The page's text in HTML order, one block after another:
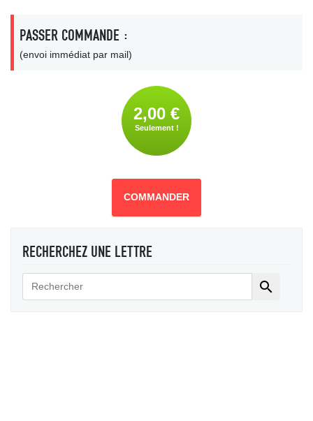
PASSER COMMANDE :
(envoi immédiat par mail)
2,00 €
Seulement !
COMMANDER
RECHERCHEZ UNE LETTRE
